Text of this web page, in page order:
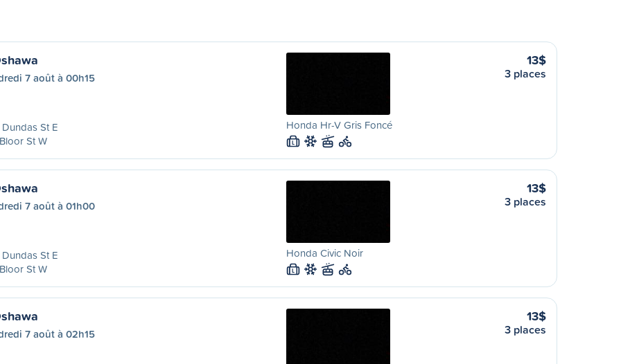
7 août à 00h15
St E
St W
Honda Hr-V Gris Foncé
L
13$
3 places
7 août à 01h00
St E
St W
Honda Civic Noir
L
13$
3 places
7 août à 02h15
13$
3 places